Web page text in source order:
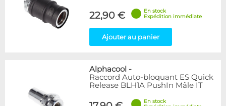
22,90 €
En stock
Expédition immédiate
Ajouter au panier
Alphacool -
Raccord Auto-bloquant ES Quick
Release BLH1A PushIn Mâle IT
En stock